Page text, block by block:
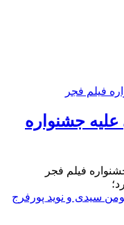
جشنواره
فیلم فجر